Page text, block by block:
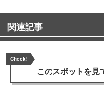
関連記事
Check!
このスポットを見